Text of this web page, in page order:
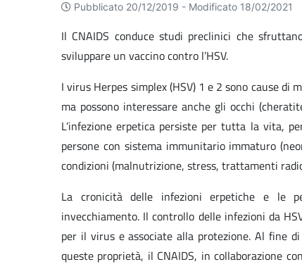
Pubblicato 20/12/2019 - Modificato 18/02/2021
Il CNAIDS conduce studi preclinici che
sviluppare un vaccino contro l’HSV.
I virus Herpes simplex (HSV) 1 e 2 sono cause
ma possono interessare anche gli occhi
L’infezione erpetica persiste per tutta la vita,
persone con sistema immunitario immaturo
condizioni (malnutrizione, stress, trattamenti
La cronicità delle infezioni erpetiche e le
invecchiamento. Il controllo delle infezioni da
per il virus e associate alla protezione. Al fine
queste proprietà, il CNAIDS, in collaborazione